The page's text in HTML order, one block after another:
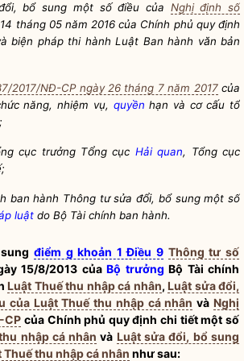
bổ sung một số điều của Nghị định số
tháng 05 năm 2016 của Chính phủ quy định
biện pháp thi hành Luật Ban hành văn bản
2017/NĐ-CP ngày 26 tháng 7 năm 2017của
năng, nhiệm vụ, quyền hạn và cơ cấu tổ
cục trưởng Tổng cục Hải quan, Tổng cục
ban hành Thông tư sửa đổi, bổ sung một số
luật do Bộ Tài chính ban hành.
điểm g khoản 1 Điều 9 Thông tư số
15/8/2013 của Bộ trưởng Bộ Tài chính
Luật Thuế thu nhập cá nhân, Luật sửa đổi,
của Luật Thuế thu nhập cá nhân vàNghị
CP của Chính phủ quy định chi tiết một số
nhập cá nhân và Luật sửa đổi, bổ sung
thu nhập cá nhân như sau: